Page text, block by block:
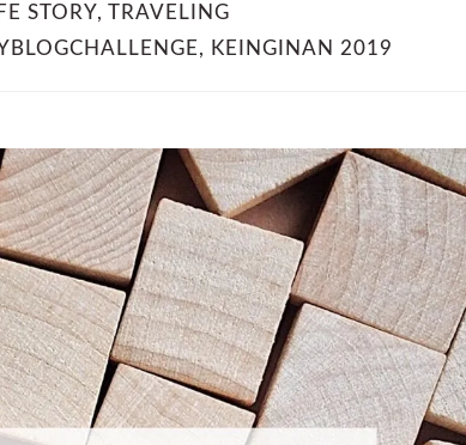
STORY, TRAVELING
, KEINGINAN 2019